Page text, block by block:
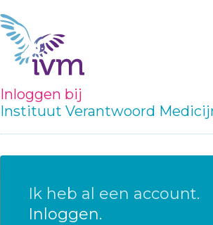
Inloggen bij
Instituut Verantwoord
Ik heb al een account.
Inloggen.